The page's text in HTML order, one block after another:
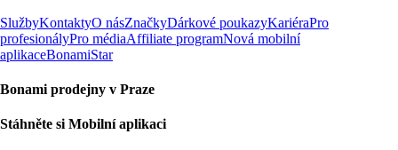
SlužbyKontaktyO násZnačkyDárkové poukazyKariéraPro
profesionályPro médiaAffiliate programNová mobilní
aplikaceBonamiStar
Bonami prodejny v Praze
Stáhněte si Mobilní aplikaci